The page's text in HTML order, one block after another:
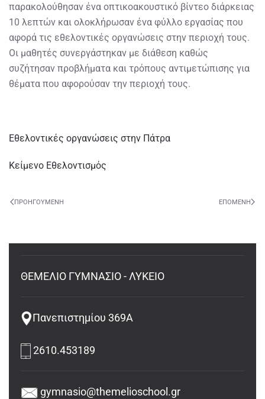
παρακολούθησαν ένα οπτικοακουστικό βίντεο διάρκειας
10 λεπτών και ολοκλήρωσαν ένα φύλλο εργασίας που
αφορά τις εθελοντικές οργανώσεις στην περιοχή τους.
Οι μαθητές συνεργάστηκαν με διάθεση καθώς
συζήτησαν προβλήματα και τρόπους αντιμετώπισης για
θέματα που αφορούσαν την περιοχή τους.
Εθελοντικές οργανώσεις στην Πάτρα
Κείμενο Εθελοντισμός
ΠΡΟΗΓΟΎΜΕΝΗ ΕΠΌΜΕΝΗ
ΘΕΜΕΛΙΟ ΓΥΜΝΑΣΙΟ - ΛΥΚΕΙΟ
Πανεπιστημίου 369Α
2610.453189
gymnasio@themelioschool.gr